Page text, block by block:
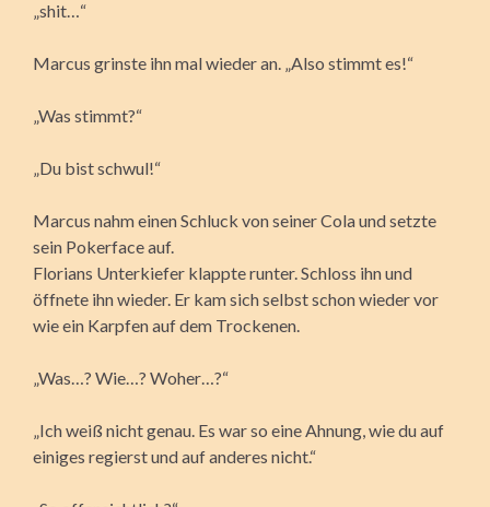
„shit…“
Marcus grinste ihn mal wieder an. „Also stimmt es!“
„Was stimmt?“
„Du bist schwul!“
Marcus nahm einen Schluck von seiner Cola und setzte
sein Pokerface auf.
Florians Unterkiefer klappte runter. Schloss ihn und
öffnete ihn wieder. Er kam sich selbst schon wieder vor
wie ein Karpfen auf dem Trockenen.
„Was…? Wie…? Woher…?“
„Ich weiß nicht genau. Es war so eine Ahnung, wie du auf
einiges regierst und auf anderes nicht.“